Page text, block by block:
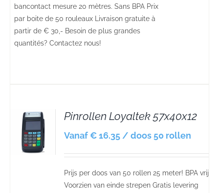
bancontact mesure 20 mètres. Sans BPA Prix
par boite de 50 rouleaux Livraison gratuite à
partir de € 30,- Besoin de plus grandes
quantités? Contactez nous!
Pinrollen Loyaltek 57x40x12
Vanaf € 16.35 / doos 50 rollen
Prijs per doos van 50 rollen 25 meter! BPA vrij
Voorzien van einde strepen Gratis levering